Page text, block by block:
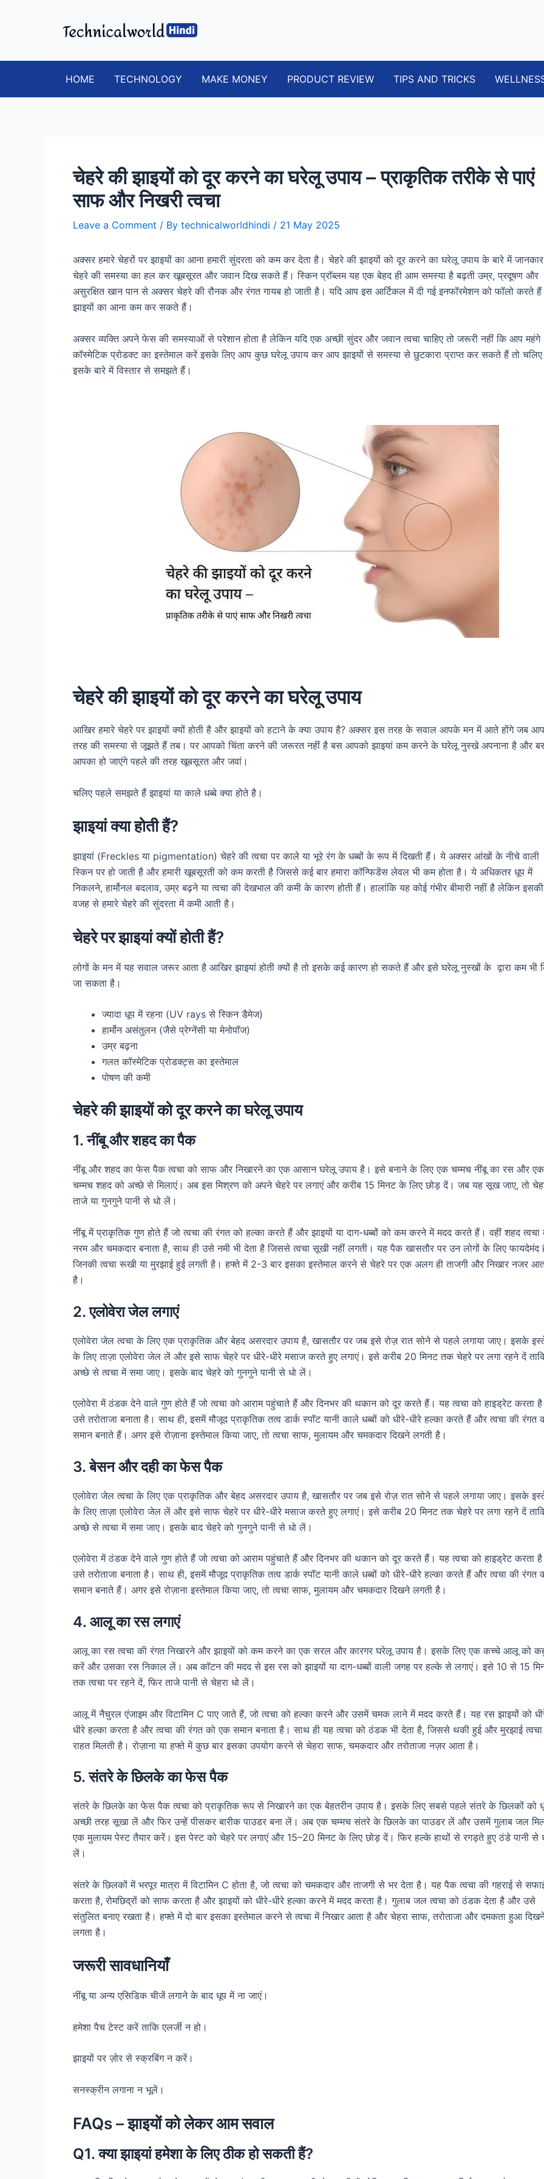
HOME TECHNOLOGY MAKE MONEY PRODUCT REVIEW TIPS AND TRICKS
चेहरे की झाइयों को दूर करने का घरेलू उपाय – प्राकृतिक तरीके से पाएं
साफ और निखरी त्वचा
Leave a Comment / By technicalworldhindi / 21 May 2025
अक्सर हमारे चेहरों पर झाइयों का आना हमारी सुंदरता को कम कर देता है। चेहरे की झाइयों को दूर करने का घरेलू उपाय के बारे में
चेहरे की समस्या का हल कर खूबसूरत और जवान दिख सकते हैं। स्किन प्रॉब्लम यह एक बेहद ही आम समस्या है बढ़ती उम्र, प्रदूषण और
असुरक्षित खान पान से अक्सर चेहरे की रौनक और रंगत गायब हो जाती है। यदि आप इस आर्टिकल में दी गई इनफॉरमेशन को फॉलो करते हैं
झाइयों का आना कम कर सकते हैं।
अक्सर व्यक्ति अपने फेस की समस्याओं से परेशान होता है लेकिन यदि एक अच्छी सुंदर और जवान त्वचा चाहिए तो जरूरी नहीं कि आप महंगे
कॉस्मेटिक प्रोडक्ट का इस्तेमाल करें इसके लिए आप कुछ घरेलू उपाय कर आप झाइयों से समस्या से छुटकारा प्राप्त कर सकते हैं तो चलिए
इसके बारे में विस्तार से समझते हैं।
चेहरे की झाइयों को दूर करने का घरेलू उपाय
आखिर हमारे चेहरे पर झाइयों क्यों होती है और झाइयों को हटाने के क्या उपाय है? अक्सर इस तरह के सवाल आपके मन में आते होंगे जब
तरह की समस्या से जूझते हैं तब। पर आपको चिंता करने की जरूरत नहीं है बस आपको झाइयां कम करने के घरेलू नुस्खे अपनाना है और
आपका हो जाएंगे पहले की तरह खूबसूरत और जवां।
चलिए पहले समझते हैं झाइयां या काले धब्बे क्या होते है।
झाइयां क्या होती हैं?
झाइयां (Freckles या pigmentation) चेहरे की त्वचा पर काले या भूरे रंग के धब्बों के रूप में दिखती हैं। ये अक्सर आंखों के नीचे वाली
स्किन पर हो जाती है और हमारी खूबसूरती को कम करती है जिससे कई बार हमारा कॉन्फिडेंस लेवल भी कम होता है। ये अधिकतर धूप में
निकलने, हार्मोनल बदलाव, उम्र बढ़ने या त्वचा की देखभाल की कमी के कारण होती हैं। हालांकि यह कोई गंभीर बीमारी नहीं है लेकिन इसकी
वजह से हमारे चेहरे की सुंदरता में कमी आती है।
चेहरे पर झाइयां क्यों होती हैं?
लोगों के मन में यह सवाल जरूर आता है आखिर झाइयां होती क्यों है तो इसके कई कारण हो सकते हैं और इसे घरेलू नुस्खों के द्वारा कम भी
जा सकता है।
ज्यादा धूप में रहना (UV rays से स्किन डैमेज)
हार्मोन असंतुलन (जैसे प्रेग्नेंसी या मेनोपॉज)
उम्र बढ़ना
गलत कॉस्मेटिक प्रोडक्ट्स का इस्तेमाल
पोषण की कमी
चेहरे की झाइयों को दूर करने का घरेलू उपाय
1. नींबू और शहद का पैक
नींबू और शहद का फेस पैक त्वचा को साफ और निखारने का एक आसान घरेलू उपाय है। इसे बनाने के लिए एक चम्मच नींबू का रस और एक
चम्मच शहद को अच्छे से मिलाएं। अब इस मिश्रण को अपने चेहरे पर लगाएं और करीब 15 मिनट के लिए छोड़ दें। जब यह सूख जाए, तो
ताजे या गुनगुने पानी से धो लें।
नींबू में प्राकृतिक गुण होते हैं जो त्वचा की रंगत को हल्का करते हैं और झाइयों या दाग-धब्बों को कम करने में मदद करते हैं। वहीं शहद त्वचा
नरम और चमकदार बनाता है, साथ ही उसे नमी भी देता है जिससे त्वचा सूखी नहीं लगती। यह पैक खासतौर पर उन लोगों के लिए फायदेमंद
जिनकी त्वचा रूखी या मुरझाई हुई लगती है। हफ्ते में 2-3 बार इसका इस्तेमाल करने से चेहरे पर एक अलग ही ताजगी और निखार नजर
है।
2. एलोवेरा जेल लगाएं
एलोवेरा जेल त्वचा के लिए एक प्राकृतिक और बेहद असरदार उपाय है, खासतौर पर जब इसे रोज़ रात सोने से पहले लगाया जाए। इसके
के लिए ताज़ा एलोवेरा जेल लें और इसे साफ चेहरे पर धीरे-धीरे मसाज करते हुए लगाएं। इसे करीब 20 मिनट तक चेहरे पर लगा रहने दें
अच्छे से त्वचा में समा जाए। इसके बाद चेहरे को गुनगुने पानी से धो लें।
एलोवेरा में ठंडक देने वाले गुण होते हैं जो त्वचा को आराम पहुंचाते हैं और दिनभर की थकान को दूर करते हैं। यह त्वचा को हाइड्रेट करता
उसे तरोताजा बनाता है। साथ ही, इसमें मौजूद प्राकृतिक तत्व डार्क स्पॉट यानी काले धब्बों को धीरे-धीरे हल्का करते हैं और त्वचा की रंगत
समान बनाते हैं। अगर इसे रोज़ाना इस्तेमाल किया जाए, तो त्वचा साफ, मुलायम और चमकदार दिखने लगती है।
3. बेसन और दही का फेस पैक
एलोवेरा जेल त्वचा के लिए एक प्राकृतिक और बेहद असरदार उपाय है, खासतौर पर जब इसे रोज़ रात सोने से पहले लगाया जाए। इसके
के लिए ताज़ा एलोवेरा जेल लें और इसे साफ चेहरे पर धीरे-धीरे मसाज करते हुए लगाएं। इसे करीब 20 मिनट तक चेहरे पर लगा रहने दें
अच्छे से त्वचा में समा जाए। इसके बाद चेहरे को गुनगुने पानी से धो लें।
एलोवेरा में ठंडक देने वाले गुण होते हैं जो त्वचा को आराम पहुंचाते हैं और दिनभर की थकान को दूर करते हैं। यह त्वचा को हाइड्रेट करता
उसे तरोताजा बनाता है। साथ ही, इसमें मौजूद प्राकृतिक तत्व डार्क स्पॉट यानी काले धब्बों को धीरे-धीरे हल्का करते हैं और त्वचा की रंगत
समान बनाते हैं। अगर इसे रोज़ाना इस्तेमाल किया जाए, तो त्वचा साफ, मुलायम और चमकदार दिखने लगती है।
4. आलू का रस लगाएं
आलू का रस त्वचा की रंगत निखारने और झाइयों को कम करने का एक सरल और कारगर घरेलू उपाय है। इसके लिए एक कच्चे आलू को
करें और उसका रस निकाल लें। अब कॉटन की मदद से इस रस को झाइयों या दाग-धब्बों वाली जगह पर हल्के से लगाएं। इसे 10 से 15
तक त्वचा पर रहने दें, फिर ताजे पानी से चेहरा धो लें।
आलू में नैचुरल एंजाइम और विटामिन C पाए जाते हैं, जो त्वचा को हल्का करने और उसमें चमक लाने में मदद करते हैं। यह रस झाइयों को
धीरे हल्का करता है और त्वचा की रंगत को एक समान बनाता है। साथ ही यह त्वचा को ठंडक भी देता है, जिससे थकी हुई और मुरझाई
राहत मिलती है। रोज़ाना या हफ्ते में कुछ बार इसका उपयोग करने से चेहरा साफ, चमकदार और तरोताजा नज़र आता है।
5. संतरे के छिलके का फेस पैक
संतरे के छिलके का फेस पैक त्वचा को प्राकृतिक रूप से निखारने का एक बेहतरीन उपाय है। इसके लिए सबसे पहले संतरे के छिलकों को
अच्छी तरह सूखा लें और फिर उन्हें पीसकर बारीक पाउडर बना लें। अब एक चम्मच संतरे के छिलके का पाउडर लें और उसमें गुलाब जल
एक मुलायम पेस्ट तैयार करें। इस पेस्ट को चेहरे पर लगाएं और 15–20 मिनट के लिए छोड़ दें। फिर हल्के हाथों से रगड़ते हुए ठंडे पानी से
लें।
संतरे के छिलकों में भरपूर मात्रा में विटामिन C होता है, जो त्वचा को चमकदार और ताजगी से भर देता है। यह पैक त्वचा की गहराई से
करता है, रोमछिद्रों को साफ करता है और झाइयों को धीरे-धीरे हल्का करने में मदद करता है। गुलाब जल त्वचा को ठंडक देता है और उसे
संतुलित बनाए रखता है। हफ्ते में दो बार इसका इस्तेमाल करने से त्वचा में निखार आता है और चेहरा साफ, तरोताजा और दमकता हुआ
लगता है।
जरूरी सावधानियाँ
नींबू या अन्य एसिडिक चीजें लगाने के बाद धूप में ना जाएं।
हमेशा पैच टेस्ट करें ताकि एलर्जी न हो।
झाइयों पर ज़ोर से स्क्रबिंग न करें।
सनस्क्रीन लगाना न भूलें।
FAQs – झाइयों को लेकर आम सवाल
Q1. क्या झाइयां हमेशा के लिए ठीक हो सकती हैं?